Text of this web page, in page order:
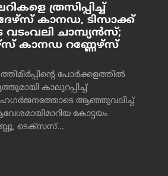
ത്രസിപ്പിച്ച്
കാനഡ, ടിസാക്ക്
വടംവലി ചാമ്പ്യന്‍സ്;
കാനഡ റണ്ണേഴ്‌സ്
പോര്‍ക്കളത്തില്‍
കാലുറപ്പിച്ച്
ആഞ്ഞുവലിച്ച്
കോട്ടയം
ടെക്‌സസ്...